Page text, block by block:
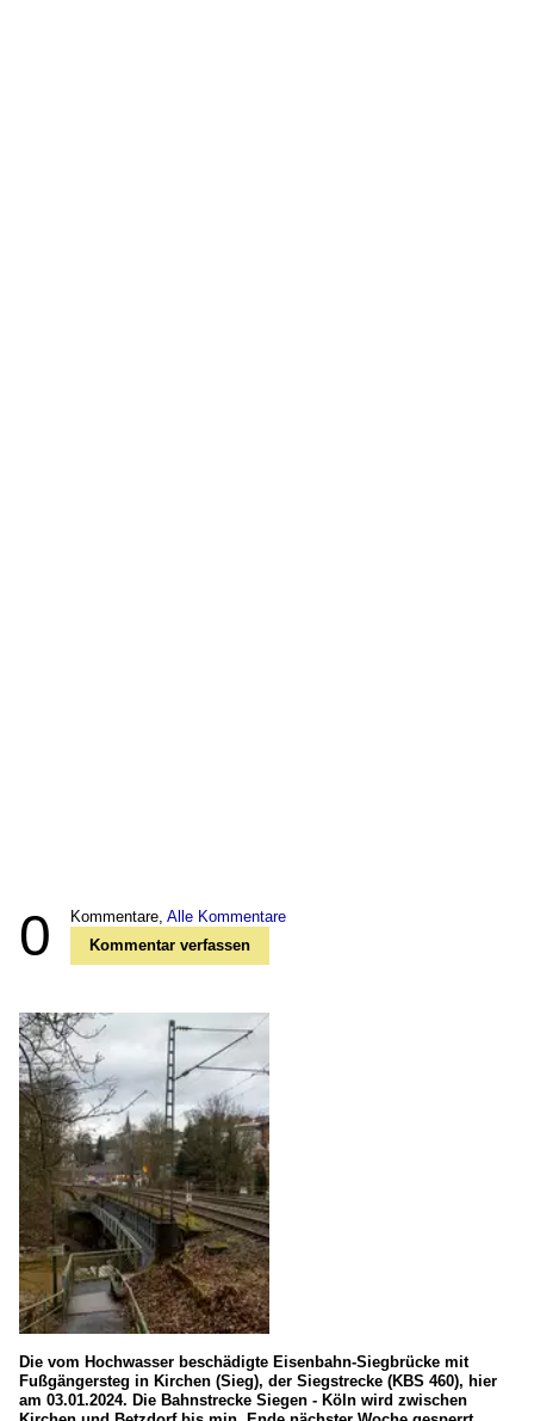
0 Kommentare, Alle Kommentare
Kommentar verfassen
Die vom Hochwasser beschädigte Eisenbahn-Siegbrücke mit
Fußgängersteg in Kirchen (Sieg), der Siegstrecke (KBS 460), hier
am 03.01.2024. Die Bahnstrecke Siegen - Köln wird zwischen